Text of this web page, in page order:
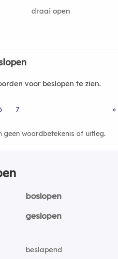
draai open
voor beslopen te zien.
7 »
geen woordbetekenis of uitleg.
boslopen
geslopen
beslapend